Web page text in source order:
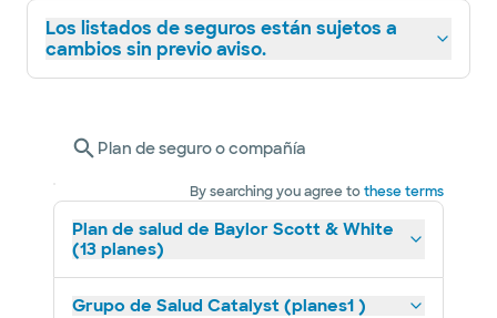
Los listados de seguros están sujetos a
cambios sin previo aviso.
Plan de seguro o compañía
By searching you agree tothese terms
Plan de salud de Baylor Scott & White
(13 planes)
Grupo de Salud Catalyst (planes1 )